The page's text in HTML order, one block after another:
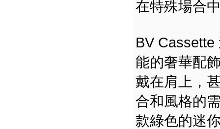
在特殊場合
BV
能的奢華配
戴在肩上，
合和風格的
款綠色的迷